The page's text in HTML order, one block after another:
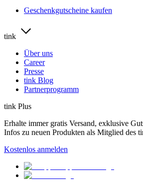
Geschenkgutscheine kaufen
tink
Über uns
Career
Presse
tink Blog
Partnerprogramm
tink Plus
Erhalte immer gratis Versand, exklusive
Infos zu neuen Produkten als Mitglied des
Kostenlos anmelden